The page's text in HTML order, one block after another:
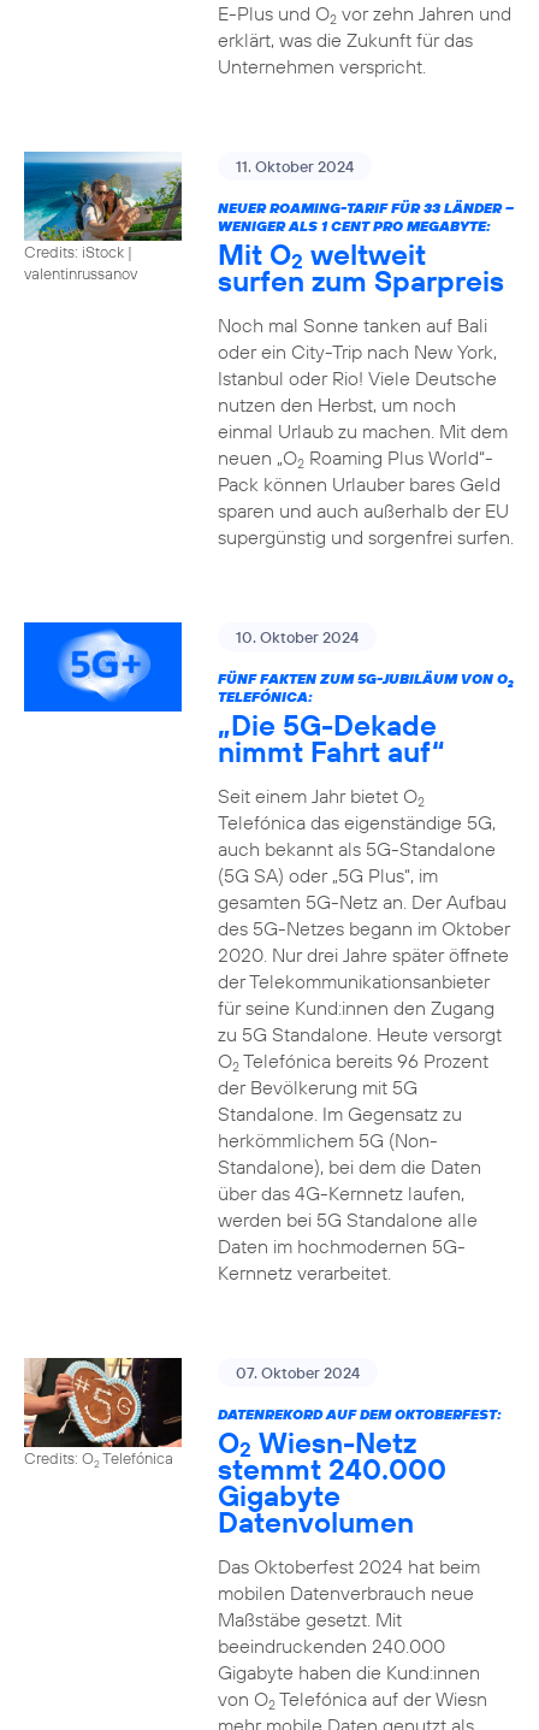
E-Plus und O2vor zehn Jahren und
erklärt, was die Zukunft für das
Unternehmen verspricht.
Credits: iStock |
valentinrussanov
11. Oktober 2024
NEUER ROAMING-TARIF FÜR 33 LÄNDER –
WENIGER ALS 1 CENT PRO MEGABYTE:
Mit O2 weltweit
surfen zum Sparpreis
Noch mal Sonne tanken auf Bali
oder ein City-Trip nach New York,
Istanbul oder Rio! Viele Deutsche
nutzen den Herbst, um noch
einmal Urlaub zu machen. Mit dem
neuen „O2Roaming Plus World“-
Pack können Urlauber bares Geld
sparen und auch außerhalb der EU
supergünstig und sorgenfrei surfen.
10. Oktober 2024
FÜNF FAKTEN ZUM 5G-JUBILÄUM VON O2
TELEFÓNICA:
„Die 5G-Dekade
nimmt Fahrt auf“
Seit einem Jahr bietet O2
Telefónica das eigenständige 5G,
auch bekannt als 5G-Standalone
(5G SA) oder „5G Plus“, im
gesamten 5G-Netz an. Der Aufbau
des 5G-Netzes begann im Oktober
2020. Nur drei Jahre später öffnete
der Telekommunikationsanbieter
für seine Kund:innen den Zugang
zu 5G Standalone. Heute versorgt
O2Telefónica bereits 96 Prozent
der Bevölkerung mit 5G
Standalone. Im Gegensatz zu
herkömmlichem 5G (Non-
Standalone), bei dem die Daten
über das 4G-Kernnetz laufen,
werden bei 5G Standalone alle
Daten im hochmodernen 5G-
Kernnetz verarbeitet.
Credits: O2Telefónica
07. Oktober 2024
DATENREKORD AUF DEM OKTOBERFEST:
O2 Wiesn-Netz
stemmt 240.000
Gigabyte
Datenvolumen
Das Oktoberfest 2024 hat beim
mobilen Datenverbrauch neue
Maßstäbe gesetzt. Mit
beeindruckenden 240.000
Gigabyte haben die Kund:innen
von O2Telefónica auf der Wiesn
mehr mobile Daten genutzt als